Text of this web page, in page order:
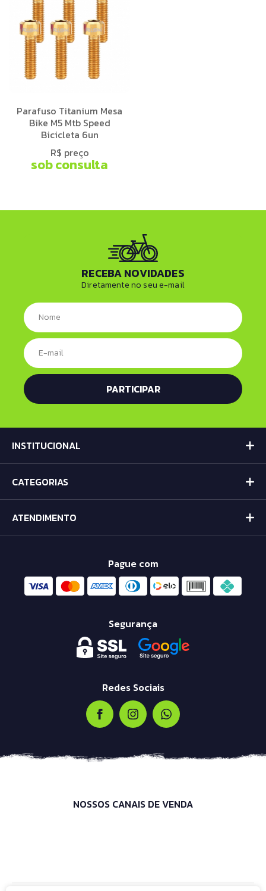
Parafuso Titanium Mesa
Bike M5 Mtb Speed
Bicicleta 6un
R$ preço
sob consulta
RECEBA NOVIDADES
Diretamente no seu e-mail
INSTITUCIONAL
CATEGORIAS
ATENDIMENTO
Pague com
Segurança
Redes Sociais
NOSSOS CANAIS DE VENDA